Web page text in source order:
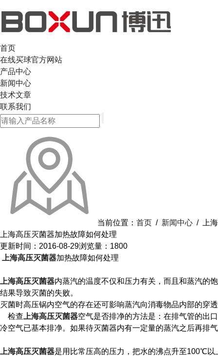
首页
在线买球官方网站
产品中心
新闻中心
技术文章
联系我们
当前位置： 首页 / 新闻中心 /
上
上海高压灭菌器加热故障如何处理
更新时间：2016-08-29浏览量：1800
上海高压灭菌器加热故障如何处理
上海高压灭菌器内蒸汽的温度不仅和压力有关，而且和蒸汽的
结果导致灭菌的失败。
灭菌时高压锅内空气的存在还可影响蒸汽向消毒物品内部的穿
检查 上海高压灭菌器空气是否排净的方法是：在排气管的出
冷空气已基本排净。如果待灭菌器内有一定量的蒸汽之后再排
上海高压灭菌器是用比常压高的压力，把水的沸点升至100℃